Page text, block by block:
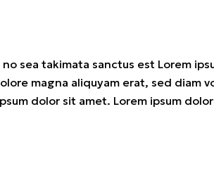
sea takimata sanctus est Lorem
magna aliquyam erat, sed diam
dolor sit amet. Lorem ipsum